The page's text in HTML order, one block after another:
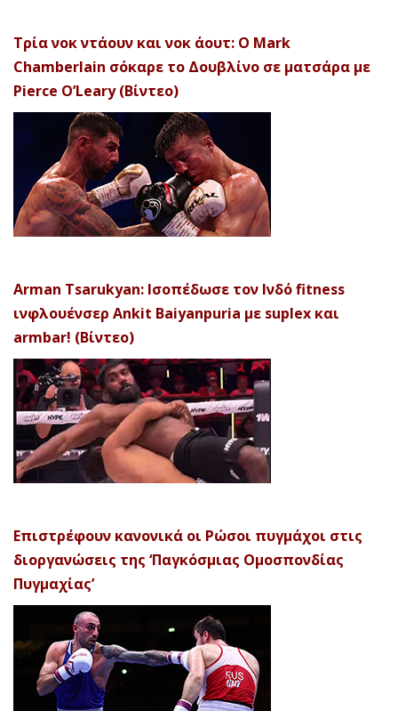
Τρία νοκ ντάουν και νοκ άουτ: Ο Mark
Chamberlain σόκαρε το Δουβλίνο σε ματσάρα με
Pierce O’Leary (Βίντεο)
Arman Tsarukyan: Ισοπέδωσε τον Ινδό fitness
ινφλουένσερ Ankit Baiyanpuria με suplex και
armbar! (Βίντεο)
Επιστρέφουν κανονικά οι Ρώσοι πυγμάχοι στις
διοργανώσεις της ‘Παγκόσμιας Ομοσπονδίας
Πυγμαχίας’